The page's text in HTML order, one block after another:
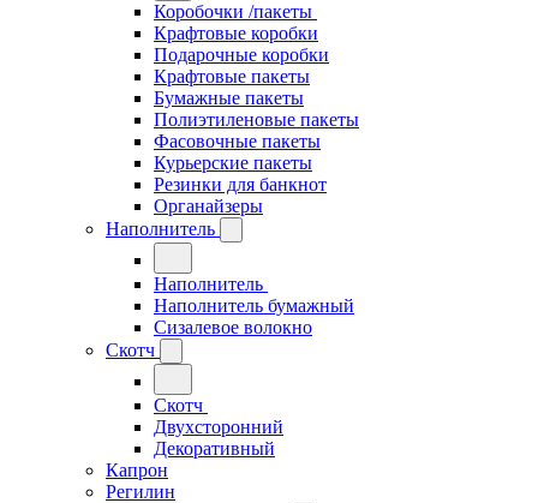
Коробочки /пакеты
Крафтовые коробки
Подарочные коробки
Крафтовые пакеты
Бумажные пакеты
Полиэтиленовые пакеты
Фасовочные пакеты
Курьерские пакеты
Резинки для банкнот
Органайзеры
Наполнитель
Наполнитель
Наполнитель бумажный
Сизалевое волокно
Скотч
Скотч
Двухсторонний
Декоративный
Капрон
Регилин